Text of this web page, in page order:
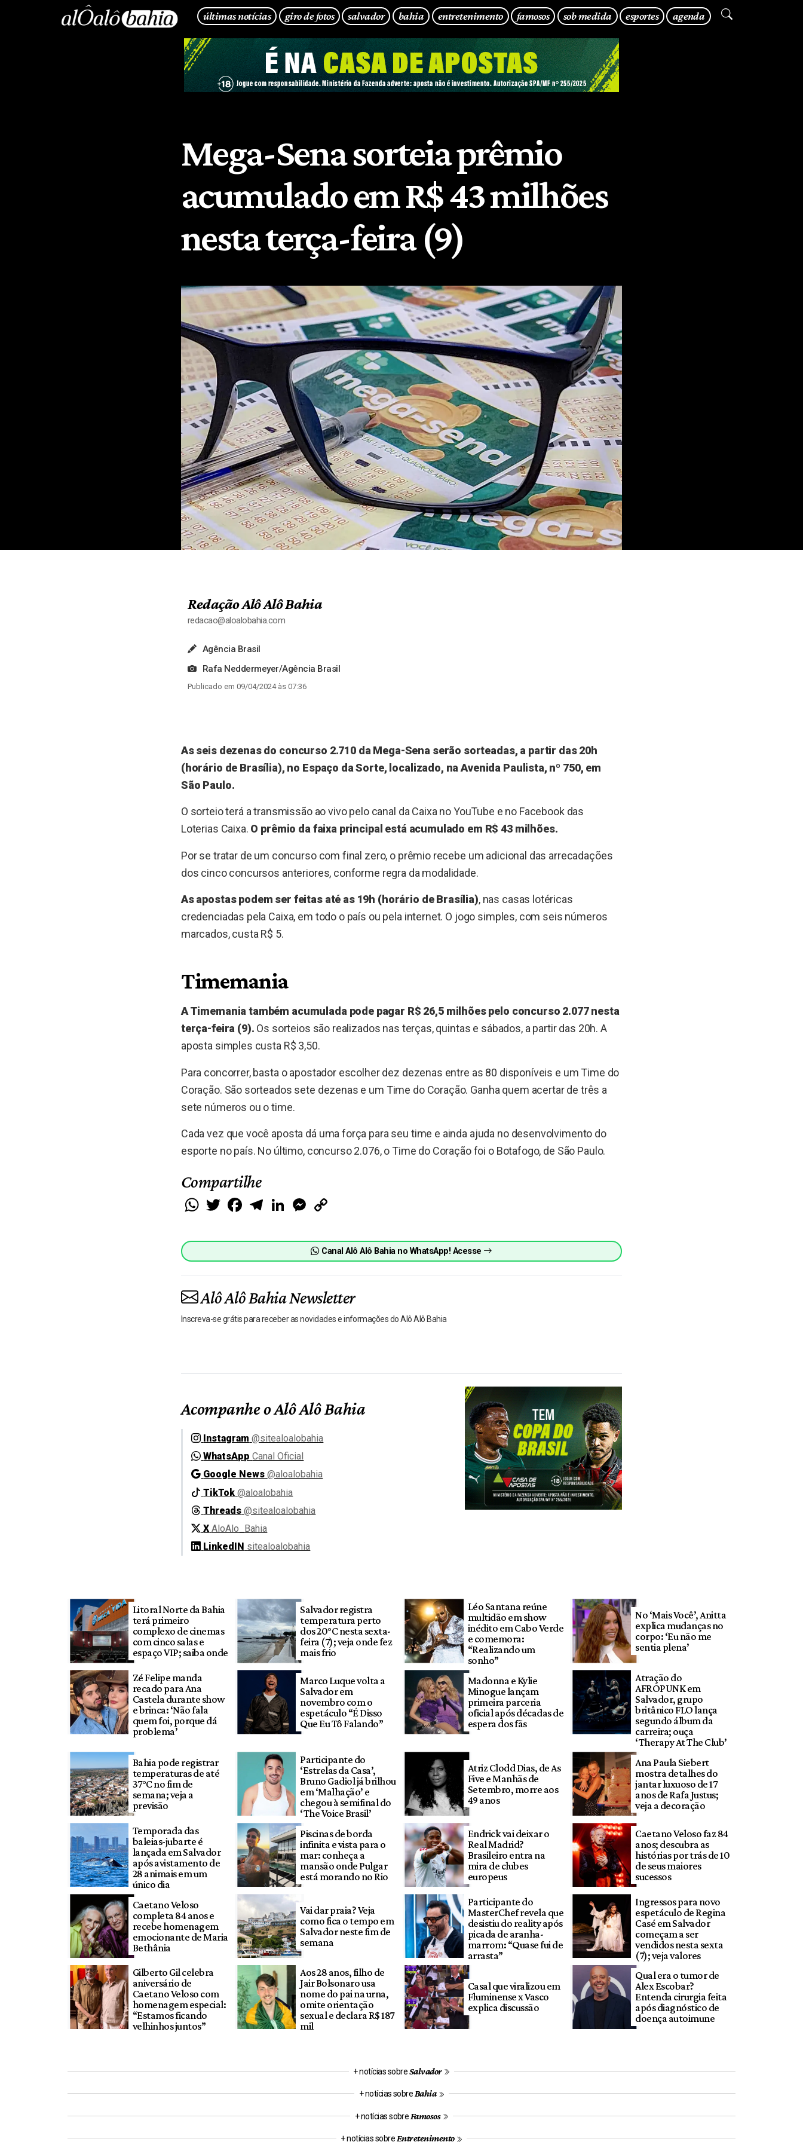
últimas notícias giro de fotos salvador bahia entretenimento famosos sob medida esportes agenda
Mega-Sena sorteia prêmio
acumulado em R$ 43 milhões
nesta terça-feira (9)
Redação Alô Alô Bahia
redacao@aloalobahia.com
Agência Brasil
Rafa Neddermeyer/Agência Brasil
Publicado em 09/04/2024 às 07:36
As seis dezenas do concurso 2.710 da Mega-Sena serão sorteadas, a partir das 20h
(horário de Brasília), no Espaço da Sorte, localizado, na Avenida Paulista, nº 750, em
São Paulo.
O sorteio terá a transmissão ao vivo pelo canal da Caixa no YouTube e no Facebook das
Loterias Caixa. O prêmio da faixa principal está acumulado em R$ 43 milhões.
Por se tratar de um concurso com final zero, o prêmio recebe um adicional das arrecadações
dos cinco concursos anteriores, conforme regra da modalidade.
As apostas podem ser feitas até as 19h (horário de Brasília), nas casas lotéricas
credenciadas pela Caixa, em todo o país ou pela internet. O jogo simples, com seis números
marcados, custa R$ 5.
Timemania
A Timemania também acumulada pode pagar R$ 26,5 milhões pelo concurso 2.077 nesta
terça-feira (9). Os sorteios são realizados nas terças, quintas e sábados, a partir das 20h. A
aposta simples custa R$ 3,50.
Para concorrer, basta o apostador escolher dez dezenas entre as 80 disponíveis e um Time do
Coração. São sorteados sete dezenas e um Time do Coração. Ganha quem acertar de três a
sete números ou o time.
Cada vez que você aposta dá uma força para seu time e ainda ajuda no desenvolvimento do
esporte no país. No último, concurso 2.076, o Time do Coração foi o Botafogo, de São Paulo.
Compartilhe
WhatsApp
Twitter FacebookTelegramLinkedIn Messenger
Canal Alô Alô Bahia no WhatsApp! Acesse
Alô Alô Bahia Newsletter
Inscreva-se grátis para receber as novidades e informações do Alô Alô Bahia
Acompanhe o Alô Alô Bahia
Instagram @sitealoalobahia
WhatsApp Canal Oficial
Google News @aloalobahia
TikTok @aloalobahia
Threads @sitealoalobahia
X AloAlo_Bahia
LinkedIN sitealoalobahia
Litoral Norte da Bahia
terá primeiro
complexo de cinemas
com cinco salas e
espaço VIP; saiba onde
Salvador registra
temperatura perto
dos 20°C nesta sexta-
feira (7); veja onde fez
mais frio
Léo Santana reúne
multidão em show
inédito em Cabo Verde
e comemora:
“Realizando um
sonho”
No ‘Mais Você’, Anitta
explica mudanças no
corpo: ‘Eu não me
sentia plena’
Zé Felipe manda
recado para Ana
Castela durante show
e brinca: ‘Não fala
quem foi, porque dá
problema’
Marco Luque volta a
Salvador em
novembro com o
espetáculo “É Disso
Que Eu Tô Falando”
Madonna e Kylie
Minogue lançam
primeira parceria
oficial após décadas de
espera dos fãs
Atração do
AFROPUNK em
Salvador, grupo
britânico FLO lança
segundo álbum da
carreira; ouça
‘Therapy At The Club’
Bahia pode registrar
temperaturas de até
37°C no fim de
semana; veja a
previsão
Participante do
‘Estrelas da Casa’,
Bruno Gadiol já brilhou
em ‘Malhação’ e
chegou à semifinal do
‘The Voice Brasil’
Atriz Clodd Dias, de As
Five e Manhãs de
Setembro, morre aos
49 anos
Ana Paula Siebert
mostra detalhes do
jantar luxuoso de 17
anos de Rafa Justus;
veja a decoração
Temporada das
baleias-jubarte é
lançada em Salvador
após avistamento de
28 animais em um
único dia
Piscinas de borda
infinita e vista para o
mar: conheça a
mansão onde Pulgar
está morando no Rio
Endrick vai deixar o
Real Madrid?
Brasileiro entra na
mira de clubes
europeus
Caetano Veloso faz 84
anos; descubra as
histórias por trás de 10
de seus maiores
sucessos
Caetano Veloso
completa 84 anos e
recebe homenagem
emocionante de Maria
Bethânia
Vai dar praia? Veja
como fica o tempo em
Salvador neste fim de
semana
Participante do
MasterChef revela que
desistiu do reality após
picada de aranha-
marrom: “Quase fui de
arrasta”
Ingressos para novo
espetáculo de Regina
Casé em Salvador
começam a ser
vendidos nesta sexta
(7); veja valores
Gilberto Gil celebra
aniversário de
Caetano Veloso com
homenagem especial:
“Estamos ficando
velhinhos juntos”
Aos 28 anos, filho de
Jair Bolsonaro usa
nome do pai na urna,
omite orientação
sexual e declara R$ 187
mil
Casal que viralizou em
Fluminense x Vasco
explica discussão
Qual era o tumor de
Alex Escobar?
Entenda cirurgia feita
após diagnóstico de
doença autoimune
+ notícias sobreSalvador
+ notícias sobre Bahia
+ notícias sobre Famosos
+ notícias sobre Entretenimento